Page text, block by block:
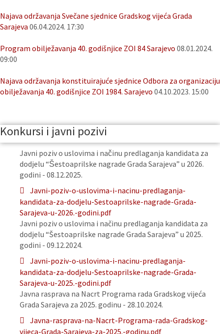
Najava održavanja Svečane sjednice Gradskog vijeća Grada
Sarajeva 06.04.2024. 17:30
Program obilježavanja 40. godišnjice ZOI 84 Sarajevo 08.01.2024.
09:00
Najava održavanja konstituirajuće sjednice Odbora za organizaciju
obilježavanja 40. godišnjice ZOI 1984. Sarajevo 04.10.2023. 15:00
Konkursi i javni pozivi
Javni poziv o uslovima i načinu predlaganja kandidata za
dodjelu “Šestoaprilske nagrade Grada Sarajeva” u 2026.
godini - 08.12.2025.
Javni-poziv-o-uslovima-i-nacinu-predlaganja-
kandidata-za-dodjelu-Sestoaprilske-nagrade-Grada-
Sarajeva-u-2026.-godini.pdf
Javni poziv o uslovima i načinu predlaganja kandidata za
dodjelu “Šestoaprilske nagrade Grada Sarajeva” u 2025.
godini - 09.12.2024.
Javni-poziv-o-uslovima-i-nacinu-predlaganja-
kandidata-za-dodjelu-Sestoaprilske-nagrade-Grada-
Sarajeva-u-2025.-godini.pdf
Javna rasprava na Nacrt Programa rada Gradskog vijeća
Grada Sarajeva za 2025. godinu - 28.10.2024.
Javna-rasprava-na-Nacrt-Programa-rada-Gradskog-
vijeca-Grada-Sarajeva-za-2025.-godinu.pdf